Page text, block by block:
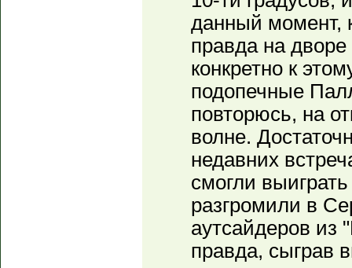
данный момент,
правда на
конкретно к
подопечные
повторюсь, на
волне.
недавних
смогли
разгромили в
аутсайдеров из
правда, сыграв